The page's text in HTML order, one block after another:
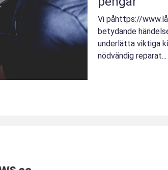
Vi påhttps://
betydande
underlätta viktiga
nödvändig reparat...